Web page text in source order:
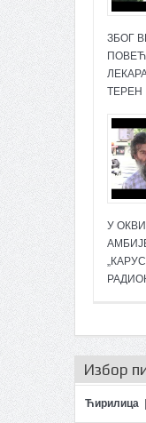
ЗБОГ
ТЕРЕН
У
Избор
Ћирилица